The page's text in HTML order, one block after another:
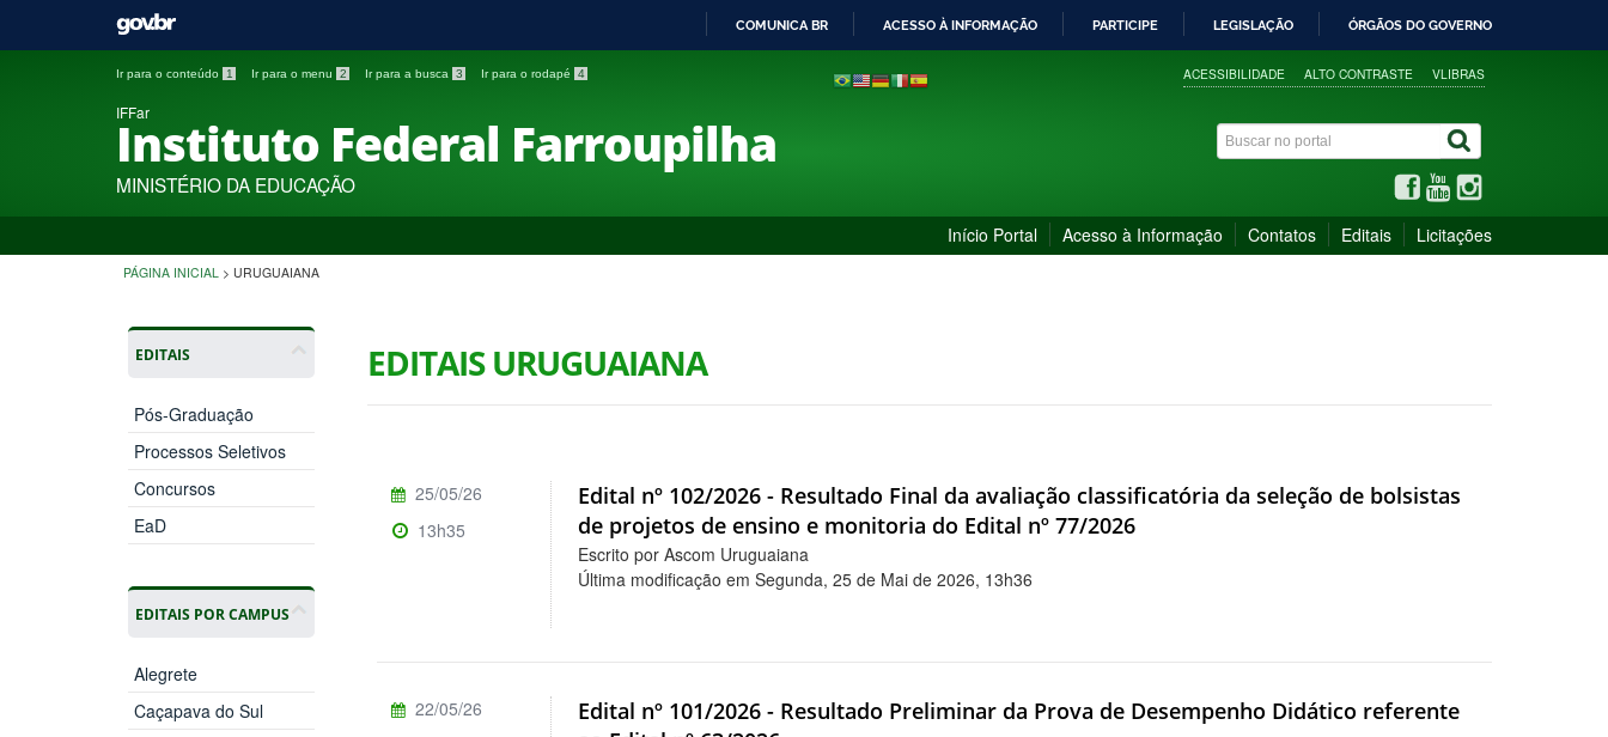
PARA
COMUNICA BR ACESSO À INFORMAÇÃO PARTICIPE LEGISLAÇÃO ÓRGÃOS DO GOVERNO
Ir para o conteúdo 1 Ir para o menu 2 Ir para a busca 3 Ir para o rodapé 4 ACESSIBILIDADE ALTO CONTRASTE VLIBRAS
IFFar
Instituto Federal Farroupilha
MINISTÉRIO DA EDUCAÇÃO
Início Portal Acesso à Informação Contatos Editais Licitações
PÁGINA INICIAL > URUGUAIANA
EDITAIS
Pós-Graduação
Processos Seletivos
Concursos
EaD
EDITAIS POR CAMPUS
Alegrete
Caçapava do Sul
EDITAIS URUGUAIANA
Edital nº 102/2026 - Resultado Final da avaliação classificatória da seleção de bolsistas
de projetos de ensino e monitoria do Edital nº 77/2026
Escrito por Ascom Uruguaiana
Última modificação em Segunda, 25 de Mai de 2026, 13h36
25/05/26
13h35
Edital nº 101/2026 - Resultado Preliminar da Prova de Desempenho Didático referente
22/05/26